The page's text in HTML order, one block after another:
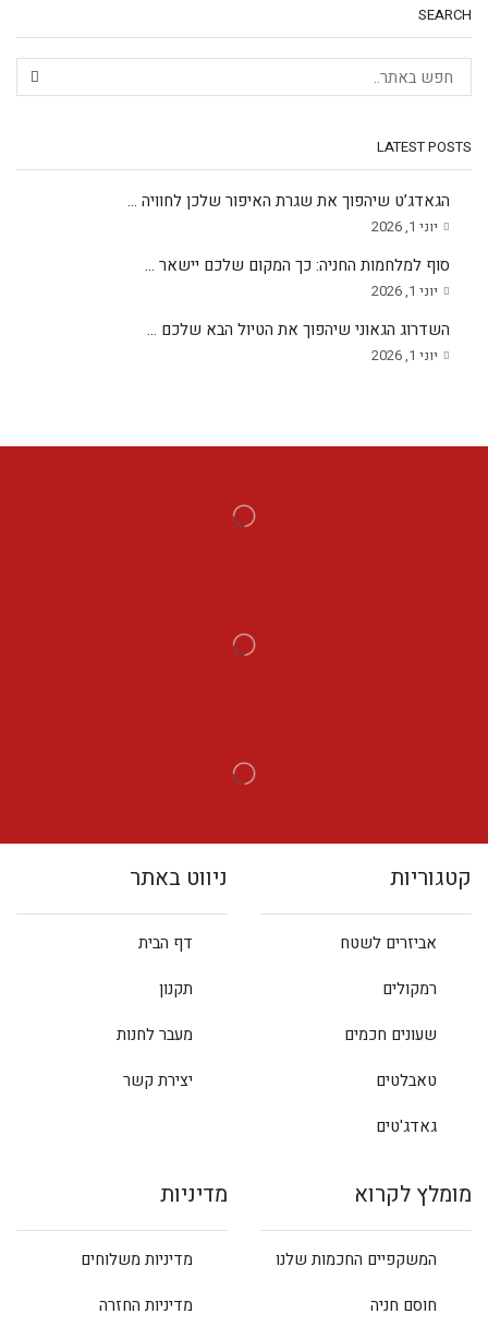
SEARCH
LATEST POSTS
הגאדג’ט שיהפוך את שגרת האיפור שלכן לחוויה ...
יוני 1, 2026
סוף למלחמות החניה: כך המקום שלכם יישאר ...
יוני 1, 2026
השדרוג הגאוני שיהפוך את הטיול הבא שלכם ...
יוני 1, 2026
קטגוריות
אביזרים לשטח
רמקולים
שעונים חכמים
טאבלטים
גאדג'טים
ניווט באתר
דף הבית
תקנון
מעבר לחנות
יצירת קשר
מומלץ לקרוא
המשקפיים החכמות שלנו
חוסם חניה
מדיניות
מדיניות משלוחים
מדיניות החזרה